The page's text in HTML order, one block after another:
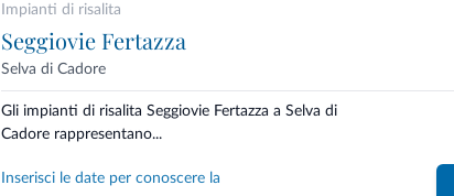
Impianti di risalita
Seggiovie Fertazza
Selva di Cadore
Gli impianti di risalita Seggiovie Fertazza a Selva di
Cadore rappresentano...
Inserisci le date per conoscere la